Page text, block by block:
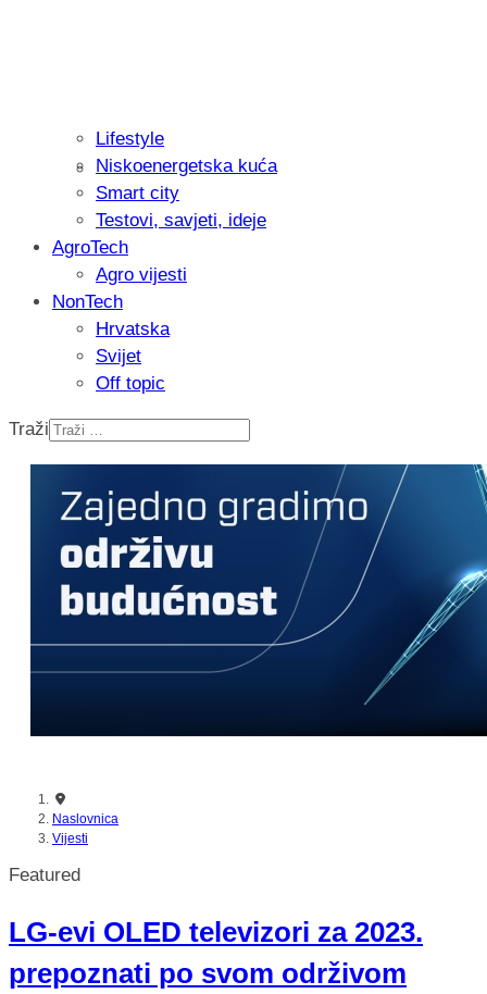
Isprobali smo: Thermostar
Recenzija: Einhell Professional CP-
nikada prije
Lifestyle
Niskoenergetska kuća
Smart city
Testovi, savjeti, ideje
AgroTech
Agro vijesti
NonTech
Hrvatska
Svijet
Off topic
Traži
Naslovnica
Vijesti
Featured
LG-evi OLED televizori za 2023.
prepoznati po svom održivom